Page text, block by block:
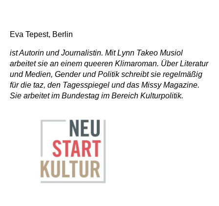
Eva Tepest, Berlin
ist Autorin und Journalistin. Mit Lynn Takeo Musiol
arbeitet sie an einem queeren Klimaroman. Über Literatur
und Medien, Gender und Politik schreibt sie regelmäßig
für die taz, den Tagesspiegel und das Missy Magazine.
Sie arbeitet im Bundestag im Bereich Kulturpolitik.